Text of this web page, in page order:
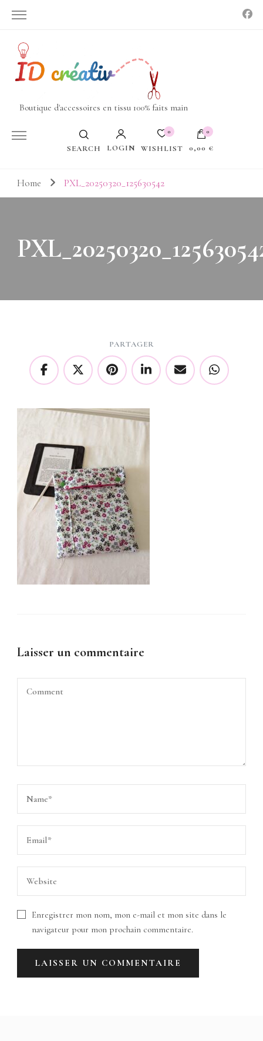
Boutique d'accessoires en tissu 100% faits main
SEARCH LOGIN
0
WISHLIST
0
0,00 €
Votre panier est vide.
Home PXL_20250320_125630542
PARTAGER
Laisser un commentaire
Enregistrer mon nom, mon e-mail et mon site dans le
navigateur pour mon prochain commentaire.